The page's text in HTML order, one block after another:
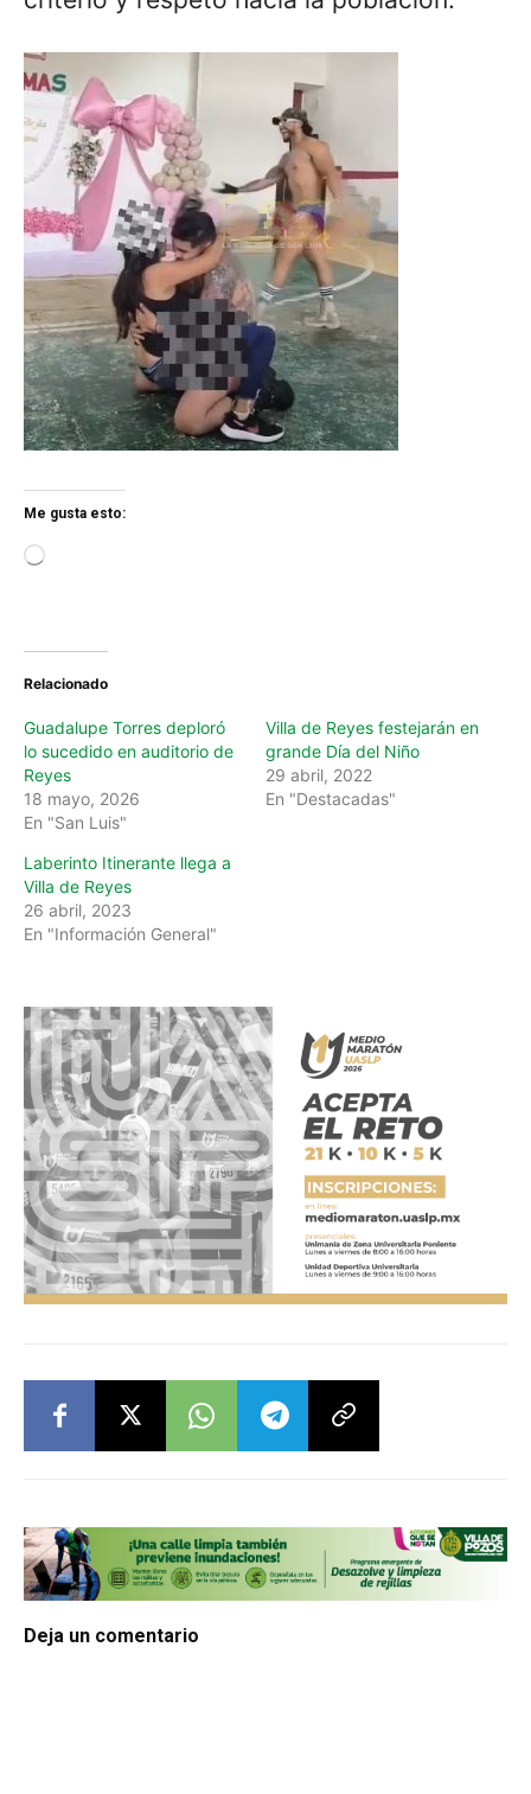
Me gusta esto:
g
Relacionado
Guadalupe Torres deploró
lo sucedido en auditorio de
Reyes
18 mayo, 2026
En "San Luis"
Villa de Reyes festejarán en
grande Día del Niño
29 abril, 2022
En "Destacadas"
Laberinto Itinerante llega a
Villa de Reyes
26 abril, 2023
En "Información General"
Deja un comentario